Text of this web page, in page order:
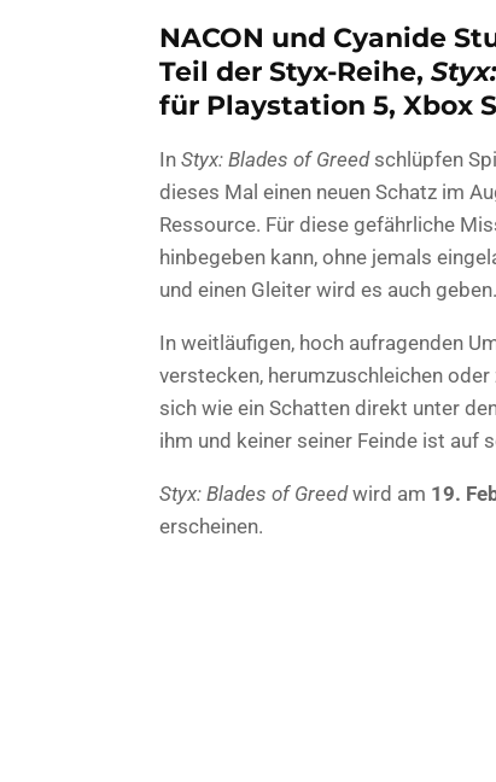
NACON und Cyanide
Teil der Styx-Reihe,
für Playstation 5, Xbox
In Styx: Blades of Greedschlüpfen
dieses Mal einen neuen Schatz im
Ressource. Für diese gefährliche
hinbegeben kann, ohne jemals
und einen Gleiter wird es auch geben.
In weitläufigen, hoch aufragenden
verstecken, herumzuschleichen
sich wie ein Schatten direkt unter
ihm und keiner seiner Feinde ist auf
Styx: Blades of Greedwird am 19.
erscheinen.